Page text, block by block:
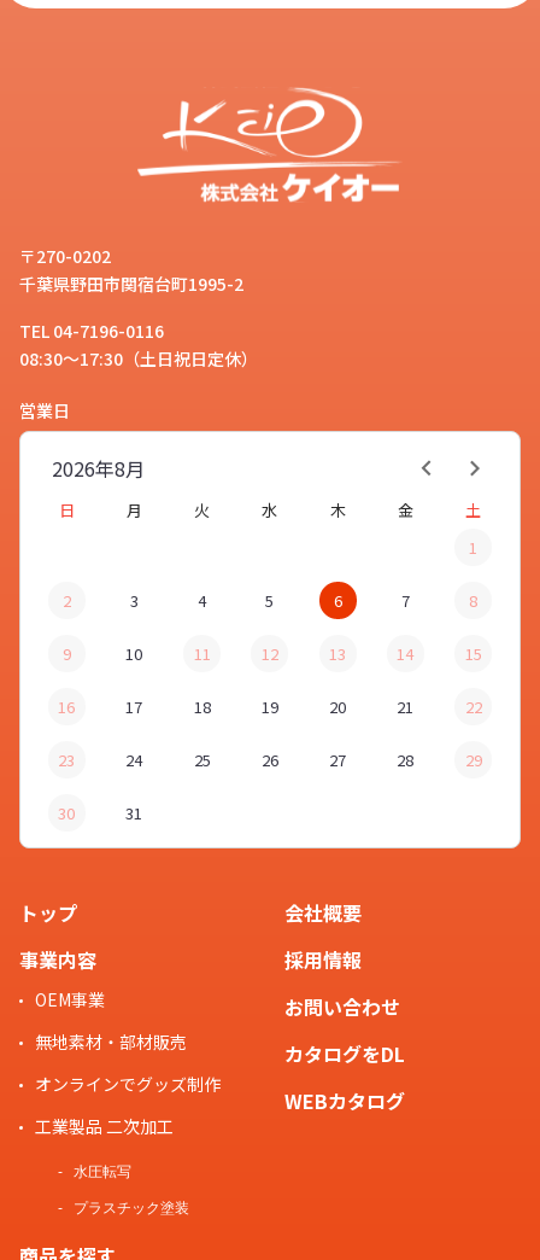
やメーカーを問わずにご使用いただ
けますので、多くのお客様をターゲ
ットとすることができ、オリジナル
グッズとして展開しやすいオリジナ
お客様
ケーブルやアダプタもオリジナルで
作れますか？
」や、丸型で可
愛らしい「USBケーブル（巻取り
ただくだけでオリジナルで制作が可
能です。
てください。
スタッフ
はい。ケイオーのオリジナル 充電
器・ケーブル「USB-ACアダプタ
はコンパクト設計で持ち運びに適し
ていますので、コンセントが使用可
などで慌てず充電できます。USBポ
〒270-0202
千葉県野田市関宿台町1995-2
TEL 04-7196-0116
08:30～17:30（土日祝日定休）
営業日
8月
2026年
日 月 火 水 木 金
土
1
2 3 4 5 6 7 8
9 10 11 12 13 14 15
16 17 18 19 20 21 22
23 24 25 26 27 28 29
30 31
トップ
事業内容
OEM事業
無地素材・部材販売
オンラインでグッズ制作
工業製品 二次加工
水圧転写
プラスチック塗装
会社概要
採用情報
お問い合わせ
カタログをDL
WEBカタログ